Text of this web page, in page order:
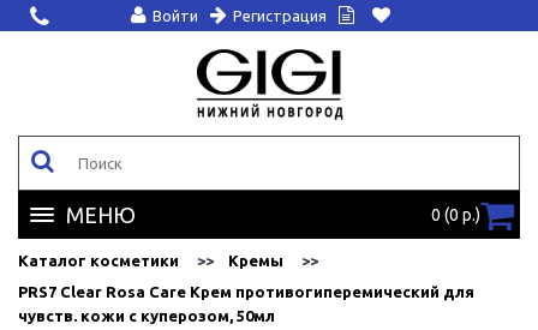
Войти Регистрация
МЕНЮ 0 (0 р.)
Каталог косметики
Кремы
PRS7 Clear Rosa Care Крем противогиперемический для
чувств. кожи с куперозом, 50мл